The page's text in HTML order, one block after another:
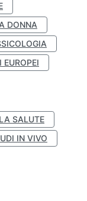
DONNA
EUROPEI
SALUTE
IN VIVO